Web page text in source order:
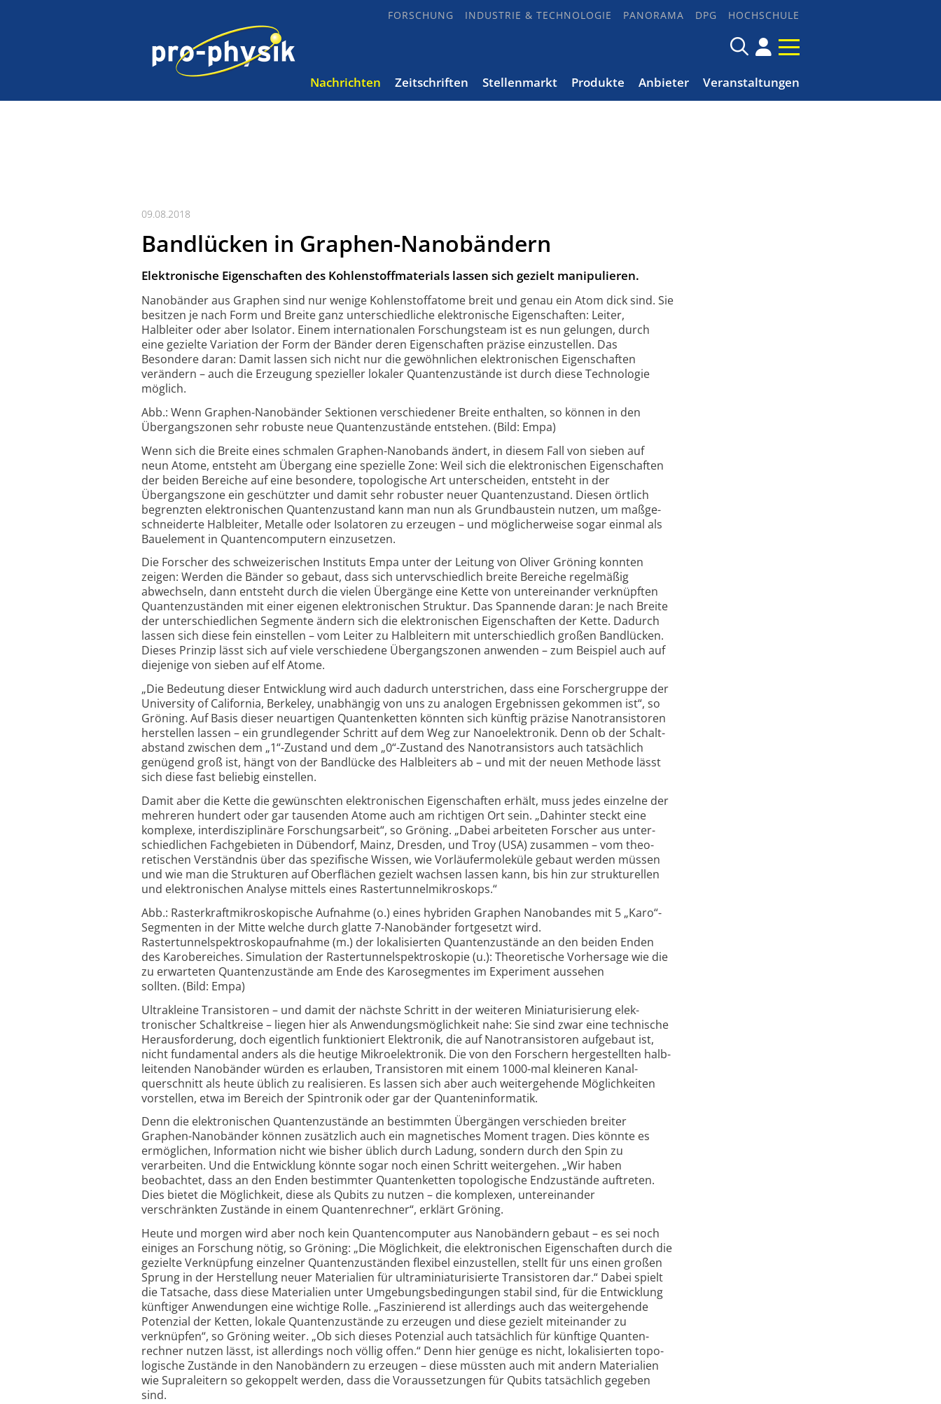
FORSCHUNG INDUSTRIE & TECHNOLOGIE PANORAMA DPG HOCHSCHULE
Nachrichten Zeitschriften Stellenmarkt Produkte Anbieter Veranstaltungen
09.08.2018
Bandlücken in Graphen-Nanobändern
Elektronische Eigenschaften des Kohlenstoffmaterials lassen sich gezielt manipulieren.
Nanobänder aus Graphen sind nur wenige Kohlenstoff­atome breit und genau ein Atom dick sind. Sie
besitzen je nach Form und Breite ganz unter­schiedliche elek­tronische Eigen­schaften: Leiter,
Halbleiter oder aber Isolator. Einem inter­nationalen Forschungs­team ist es nun gelungen, durch
eine gezielte Variation der Form der Bänder deren Eigen­schaften präzise einzu­stellen. Das
Besondere daran: Damit lassen sich nicht nur die gewöhnlichen elek­tronischen Eigen­schaften
verändern – auch die Erzeugung spezieller lokaler Quanten­zustände ist durch diese Tech­nologie
möglich.
Abb.: Wenn Graphen-Nanobänder Sektionen verschiedener Breite enthalten, so können in den
Übergangszonen sehr robuste neue Quantenzustände entstehen. (Bild: Empa)
Wenn sich die Breite eines schmalen Graphen-Nanobands ändert, in diesem Fall von sieben auf
neun Atome, entsteht am Übergang eine spezielle Zone: Weil sich die elek­tronischen Eigen­schaften
der beiden Bereiche auf eine besondere, topo­logische Art unter­scheiden, entsteht in der
Übergangs­zone ein geschützter und damit sehr robuster neuer Quanten­zustand. Diesen örtlich
begrenzten elektronischen Quanten­zustand kann man nun als Grund­baustein nutzen, um maßge­
schneiderte Halbleiter, Metalle oder Isolatoren zu erzeugen – und möglicher­weise sogar einmal als
Bauelement in Quanten­computern einzusetzen.
Die Forscher des schwei­zerischen Instituts Empa unter der Leitung von Oliver Gröning konnten
zeigen: Werden die Bänder so gebaut, dass sich unter­vschiedlich breite Bereiche regelmäßig
abwechseln, dann entsteht durch die vielen Übergänge eine Kette von unter­einander verknüpften
Quanten­zuständen mit einer eigenen elek­tronischen Struktur. Das Spannende daran: Je nach Breite
der unter­schiedlichen Segmente ändern sich die elek­tronischen Eigen­schaften der Kette. Dadurch
lassen sich diese fein einstellen – vom Leiter zu Halbleitern mit unter­schiedlich großen Bandlücken.
Dieses Prinzip lässt sich auf viele verschiedene Übergangs­zonen anwenden – zum Beispiel auch auf
diejenige von sieben auf elf Atome.
„Die Bedeutung dieser Entwicklung wird auch dadurch unter­strichen, dass eine Forschergruppe der
University of Cali­fornia, Berkeley, unabhängig von uns zu analogen Ergeb­nissen gekommen ist“, so
Gröning. Auf Basis dieser neuartigen Quanten­ketten könnten sich künftig präzise Nano­transistoren
herstellen lassen – ein grund­legender Schritt auf dem Weg zur Nano­elektronik. Denn ob der Schalt­
abstand zwischen dem „1“-Zustand und dem „0“-Zustand des Nano­transistors auch tatsächlich
genügend groß ist, hängt von der Bandlücke des Halbleiters ab – und mit der neuen Methode lässt
sich diese fast beliebig einstellen.
Damit aber die Kette die gewünschten elek­tronischen Eigen­schaften erhält, muss jedes einzelne der
mehreren hundert oder gar tausenden Atome auch am richtigen Ort sein. „Dahinter steckt eine
komplexe, inter­disziplinäre Forschungs­arbeit“, so Gröning. „Dabei arbeiteten Forscher aus unter­
schiedlichen Fach­gebieten in Dübendorf, Mainz, Dresden, und Troy (USA) zusammen – vom theo­
retischen Verständnis über das spezifische Wissen, wie Vorläufer­moleküle gebaut werden müssen
und wie man die Strukturen auf Oberflächen gezielt wachsen lassen kann, bis hin zur struk­turellen
und elek­tronischen Analyse mittels eines Rastertunnel­mikroskops.“
Abb.: Rasterkraftmikroskopische Aufnahme (o.) eines hybriden Graphen Nanobandes mit 5 „Karo“-
Segmenten in der Mitte welche durch glatte 7-Nanobänder fortgesetzt wird.
Rastertunnelspektroskopaufnahme (m.) der lokalisierten Quantenzustände an den beiden Enden
des Karobereiches. Simulation der Rastertunnelspektroskopie (u.): Theoretische Vorhersage wie die
zu erwarteten Quantenzustände am Ende des Karosegmentes im Experiment aussehen
sollten. (Bild: Empa)
Ultra­kleine Tran­sistoren – und damit der nächste Schritt in der weiteren Minia­turisierung elek­
tronischer Schaltkreise – liegen hier als Anwendungs­möglichkeit nahe: Sie sind zwar eine technische
Heraus­forderung, doch eigentlich funktioniert Elektronik, die auf Nano­transistoren aufgebaut ist,
nicht fundamental anders als die heutige Mikro­elektronik. Die von den Forschern herge­stellten halb­
leitenden Nanobänder würden es erlauben, Transistoren mit einem 1000-mal kleineren Kanal­
querschnitt als heute üblich zu realisieren. Es lassen sich aber auch weiter­gehende Möglich­keiten
vorstellen, etwa im Bereich der Spintronik oder gar der Quanten­informatik.
Denn die elek­tronischen Quanten­zustände an bestimmten Übergängen verschieden breiter
Graphen-Nano­bänder können zusätzlich auch ein magne­tisches Moment tragen. Dies könnte es
ermöglichen, Information nicht wie bisher üblich durch Ladung, sondern durch den Spin zu
verarbeiten. Und die Entwicklung könnte sogar noch einen Schritt weitergehen. „Wir haben
beobachtet, dass an den Enden bestimmter Quanten­ketten topo­logische Endzu­stände auftreten.
Dies bietet die Möglichkeit, diese als Qubits zu nutzen – die komplexen, untereinander
verschränkten Zustände in einem Quanten­rechner“, erklärt Gröning.
Heute und morgen wird aber noch kein Quanten­computer aus Nanobändern gebaut – es sei noch
einiges an Forschung nötig, so Gröning: „Die Möglich­keit, die elek­tronischen Eigenschaften durch die
gezielte Verknüpfung einzelner Quanten­zuständen flexibel einzustellen, stellt für uns einen großen
Sprung in der Herstellung neuer Materialien für ultra­miniaturisierte Transistoren dar.“ Dabei spielt
die Tatsache, dass diese Materialien unter Umgebungs­bedingungen stabil sind, für die Entwicklung
künftiger Anwen­dungen eine wichtige Rolle. „Faszinierend ist allerdings auch das weiter­gehende
Potenzial der Ketten, lokale Quanten­zustände zu erzeugen und diese gezielt miteinander zu
verknüpfen“, so Gröning weiter. „Ob sich dieses Potenzial auch tatsächlich für künftige Quanten­
rechner nutzen lässt, ist allerdings noch völlig offen.“ Denn hier genüge es nicht, loka­lisierten topo­
logische Zustände in den Nano­bändern zu erzeugen – diese müssten auch mit andern Materialien
wie Supra­leitern so gekoppelt werden, dass die Voraus­setzungen für Qubits tatsächlich gegeben
sind.